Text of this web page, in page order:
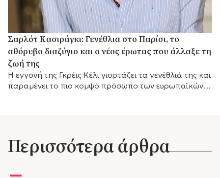
Σαρλότ Κασιράγκι: Γενέθλια στο Παρίσι, το
αθόρυβο διαζύγιο και ο νέος έρωτας που άλλαξε τη
ζωή της
Η εγγονή της Γκρέις Κέλι γιορτάζει τα γενέθλιά της και
παραμένει το πιο κομψό πρόσωπο των ευρωπαϊκών
Περισσότερα άρθρα